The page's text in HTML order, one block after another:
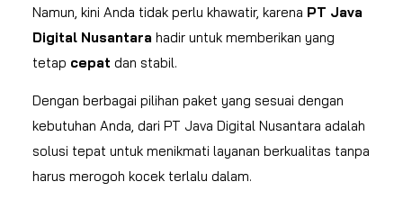
Namun, kini Anda tidak perlu khawatir, karena PT Java
Digital Nusantara hadir untuk memberikan yang
tetap cepat dan stabil.
Dengan berbagai pilihan paket yang sesuai dengan
kebutuhan Anda, dari PT Java Digital Nusantara adalah
solusi tepat untuk menikmati layanan berkualitas tanpa
harus merogoh kocek terlalu dalam.